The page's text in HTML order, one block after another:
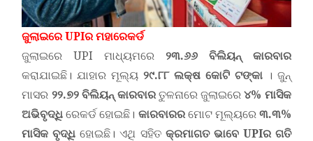
ଜୁଲାଇରେUPIର ମହାରେକର୍ଡ
ଜୁଲାଇରେ UPI ମାଧ୍ୟମରେ ୨୩.୬୬ ବିଲିୟନ୍ କାରବାର
କରାଯାଇଛି। ଯାହାର ମୂଲ୍ୟ୨୯.୮୮ ଲକ୍ଷ କୋଟି ଟଙ୍କା। ଜୁନ୍
ମାସର ୨୨.୭୨ ବିଲିୟନ୍ କାରବାରତୁଳନାରେ ଜୁଲାଇରେ୪% ମାସିକ
ଅଭିବୃଦ୍ଧି ରେକର୍ଡ ହୋଇଛି। କାରବାରରମୋଟ ମୂଲ୍ୟରେ ୩.୩%
ମାସିକ ବୃଦ୍ଧି ହୋଇଛି। ଏଥି ସହିତ କ୍ରମାଗତ ଭାବେ UPIର ଗତି